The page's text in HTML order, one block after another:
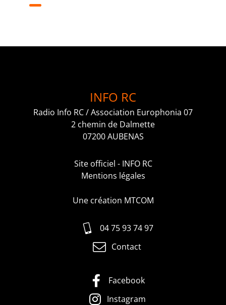
INFO RC
Radio Info RC / Association Europhonia 07
2 chemin de Dalmette
07200 AUBENAS
Site officiel - INFO RC
Mentions légales
Une création MTCOM
04 75 93 74 97
Contact
Facebook
Instagram